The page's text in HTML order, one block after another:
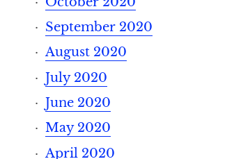
September 2020
August 2020
July 2020
June 2020
May 2020
April 2020